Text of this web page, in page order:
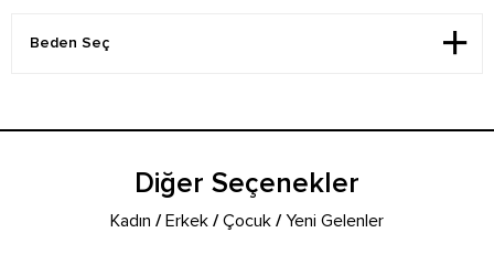
Diğer Seçenekler
Kadın /Erkek /Çocuk /Yeni Gelenler